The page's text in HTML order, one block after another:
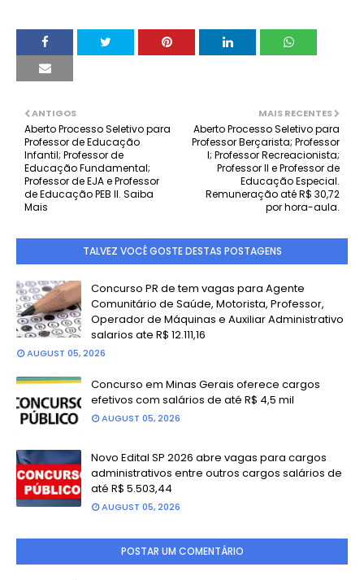
MAIS RECENTES
Aberto Processo Seletivo para
Professor Berçarista; Professor
I; Professor Recreacionista;
Professor II e Professor de
Educação Especial.
Remuneração até R$ 30,72
por hora-aula.
ANTIGOS
Aberto Processo Seletivo para
Professor de Educação
Infantil; Professor de
Educação Fundamental;
Professor de EJA e Professor
de Educação PEB II. Saiba
Mais
TALVEZ VOCÊ GOSTE DESTAS POSTAGENS
Concurso PR de tem vagas para Agente
Comunitário de Saúde, Motorista, Professor,
Operador de Máquinas e Auxiliar Administrativo
salarios ate R$ 12.111,16
AUGUST 05, 2026
Concurso em Minas Gerais oferece cargos
efetivos com salários de até R$ 4,5 mil
AUGUST 05, 2026
Novo Edital SP 2026 abre vagas para cargos
administrativos entre outros cargos salários de
até R$ 5.503,44
AUGUST 05, 2026
POSTAR UM COMENTÁRIO